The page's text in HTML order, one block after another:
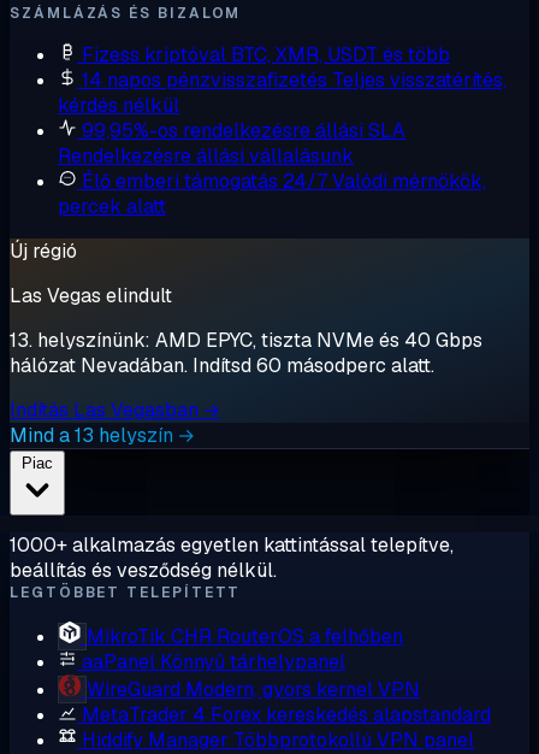
SZÁMLÁZÁS ÉS BIZALOM
Fizess kriptóval BTC, XMR, USDT és több
14 napos pénzvisszafizetés Teljes visszatérítés,
kérdés nélkül
99,95%-os rendelkezésre állási SLA
Rendelkezésre állási vállalásunk
Élő emberi támogatás 24/7Valódi mérnökök,
percek alatt
Új régió
Las Vegas elindult
13. helyszínünk: AMD EPYC, tiszta NVMe és 40 Gbps
hálózat Nevadában. Indítsd 60 másodperc alatt.
Indítás Las Vegasban →
Mind a 13 helyszín →
1000+ alkalmazás egyetlen kattintással telepítve,
beállítás és vesződség nélkül.
LEGTÖBBET TELEPÍTETT
MikroTik CHR RouterOS a felhőben
aaPanel Könnyű tárhelypanel
WireGuard Modern, gyors kernel VPN
MetaTrader 4 Forex kereskedés alapstandard
Hiddify Manager Többprotokollú VPN panel